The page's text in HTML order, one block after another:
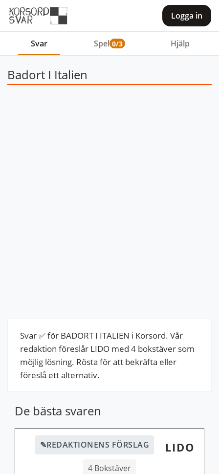
Logga in
Svar Spel 0/3 Hjälp
Badort I Italien
Svar ✅ för BADORT I ITALIEN i Korsord. Vår
redaktion föreslår LIDO med 4 bokstäver som
möjlig lösning. Rösta för att bekräfta eller
föreslå ett alternativ.
De bästa svaren
✎REDAKTIONENS FÖRSLAG LIDO
4 Bokstäver